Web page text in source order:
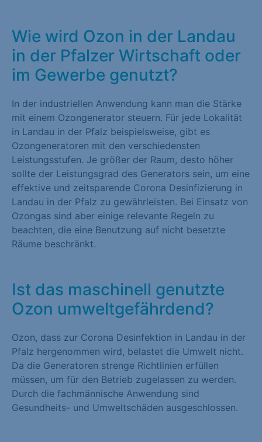
Wie wird Ozon in der Landau
in der Pfalzer Wirtschaft oder
im Gewerbe genutzt?
In der industriellen Anwendung kann man die Stärke
mit einem Ozongenerator steuern. Für jede Lokalität
in Landau in der Pfalz beispielsweise, gibt es
Ozongeneratoren mit den verschiedensten
Leistungsstufen. Je größer der Raum, desto höher
sollte der Leistungsgrad des Generators sein, um eine
effektive und zeitsparende Corona Desinfizierung in
Landau in der Pfalz zu gewährleisten. Bei Einsatz von
Ozongas sind aber einige relevante Regeln zu
beachten, die eine Benutzung auf nicht besetzte
Räume beschränkt.
Ist das maschinell genutzte
Ozon umweltgefährdend?
Ozon, dass zur Corona Desinfektion in Landau in der
Pfalz hergenommen wird, belastet die Umwelt nicht.
Da die Generatoren strenge Richtlinien erfüllen
müssen, um für den Betrieb zugelassen zu werden.
Durch die fachmännische Anwendung sind
Gesundheits- und Umweltschäden ausgeschlossen.